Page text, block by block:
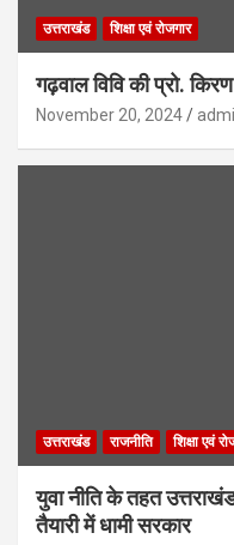
उत्तराखंड शिक्षा एवं रोजगार
गढ़वाल विवि की प्रो.
November 20, 2024
उत्तराखंड राजनीति शिक्षा एवं
युवा नीति के तहत
तैयारी में धामी सरकार